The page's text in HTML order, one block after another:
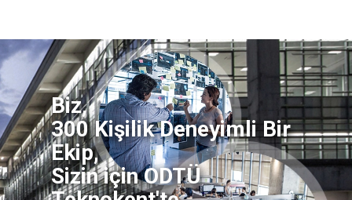
canlıların haklarına duyarlı, çevre bilinci yüksek,
adalet duygusu gelișmiș, entelektüel birikim
sahibi bir birey olur.